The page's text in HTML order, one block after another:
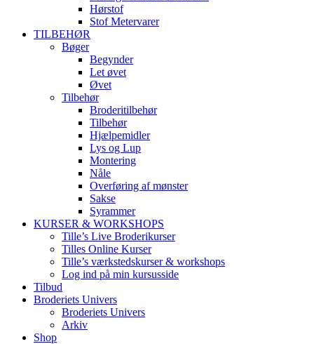
Hørstof
Stof Metervarer
TILBEHØR
Bøger
Begynder
Let øvet
Øvet
Tilbehør
Broderitilbehør
Tilbehør
Hjælpemidler
Lys og Lup
Montering
Nåle
Overføring af mønster
Sakse
Syrammer
KURSER & WORKSHOPS
Tille’s Live Broderikurser
Tilles Online Kurser
Tille’s værkstedskurser & workshops
Log ind på min kursusside
Tilbud
Broderiets Univers
Broderiets Univers
Arkiv
Shop